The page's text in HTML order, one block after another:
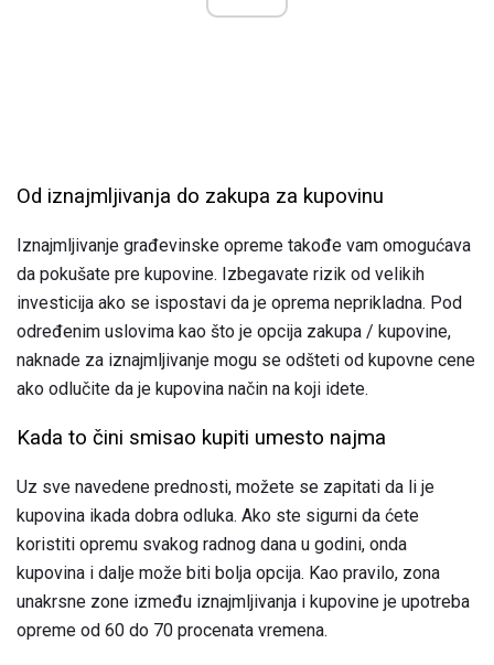
Od iznajmljivanja do zakupa za kupovinu
Iznajmljivanje građevinske opreme takođe vam omogućava
da pokušate pre kupovine. Izbegavate rizik od velikih
investicija ako se ispostavi da je oprema neprikladna. Pod
određenim uslovima kao što je opcija zakupa / kupovine,
naknade za iznajmljivanje mogu se odšteti od kupovne cene
ako odlučite da je kupovina način na koji idete.
Kada to čini smisao kupiti umesto najma
Uz sve navedene prednosti, možete se zapitati da li je
kupovina ikada dobra odluka. Ako ste sigurni da ćete
koristiti opremu svakog radnog dana u godini, onda
kupovina i dalje može biti bolja opcija. Kao pravilo, zona
unakrsne zone između iznajmljivanja i kupovine je upotreba
opreme od 60 do 70 procenata vremena.